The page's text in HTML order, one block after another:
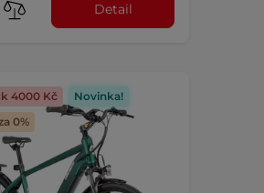
Detail
4000 Kč
Novinka!
0%